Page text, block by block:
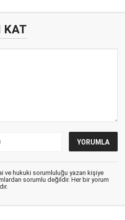
KAT
ve hukuki sorumluluğu yazan kişiye
sorumlu değildir. Her bir yorum